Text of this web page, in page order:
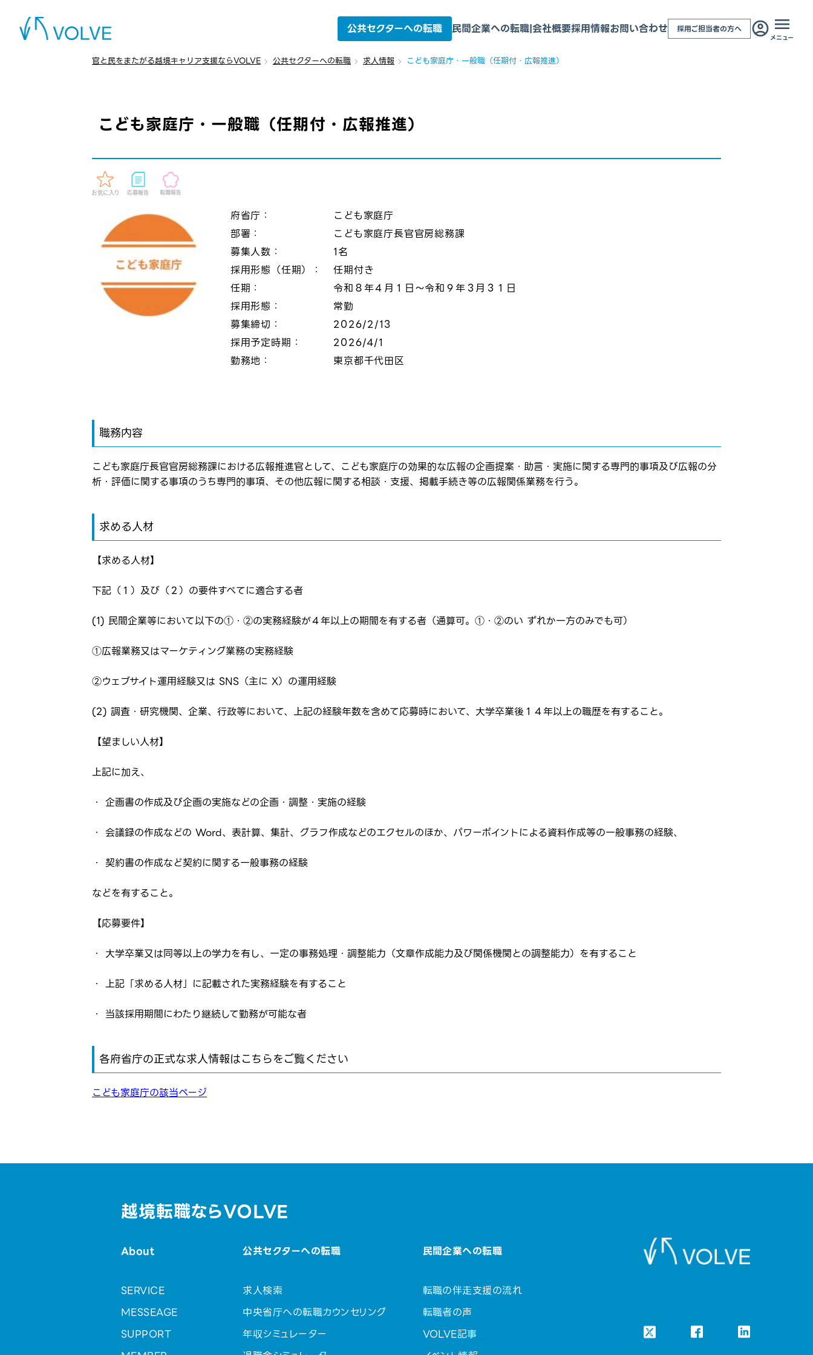
公共セクターへの転職 民間企業への転職|会社概要採用情報お問い合わせ 採用ご担当者の方へ
メニュー
弊社ホームページの求人票をみて
弊社ホームページの求人票をみて
ログイン
お気に入り登録にはログインが必要です
メールアドレス
※パスワードを忘れた方はコチラ
官と民をまたがる越境キャリア支援ならVOLVE 公共セクターへの転職 求人情報 こども家庭庁・一般職（任期付・広報推進）
こども家庭庁・一般職（任期付・広報推進）
府省庁：
こども家庭庁
部署：
こども家庭庁長官官房総務課
募集人数：
1名
採用形態（任期）：
任期付き
任期：
令和８年４月１日～令和９年３月３１日
採用形態：
常勤
募集締切：
2026/2/13
採用予定時期：
2026/4/1
勤務地：
東京都千代田区
職務内容
こども家庭庁長官官房総務課における広報推進官として、こども家庭庁の効果的な広報の企画提案・助言・実施に関する専門的事項及び広報の分
析・評価に関する事項のうち専門的事項、その他広報に関する相談・支援、掲載手続き等の広報関係業務を行う。
求める人材
【求める人材】
下記（１）及び（２）の要件すべてに適合する者
(1) 民間企業等において以下の①・②の実務経験が４年以上の期間を有する者（通算可。①・②のい ずれか一方のみでも可）
①広報業務又はマーケティング業務の実務経験
②ウェブサイト運用経験又は SNS（主に X）の運用経験
(2) 調査・研究機関、企業、行政等において、上記の経験年数を含めて応募時において、大学卒業後１４年以上の職歴を有すること。
【望ましい人材】
上記に加え、
・ 企画書の作成及び企画の実施などの企画・調整・実施の経験
・ 会議録の作成などの Word、表計算、集計、グラフ作成などのエクセルのほか、パワーポイントによる資料作成等の一般事務の経験、
・ 契約書の作成など契約に関する一般事務の経験
などを有すること。
【応募要件】
・ 大学卒業又は同等以上の学力を有し、一定の事務処理・調整能力（文章作成能力及び関係機関との調整能力）を有すること
・ 上記「求める人材」に記載された実務経験を有すること
・ 当該採用期間にわたり継続して勤務が可能な者
各府省庁の正式な求人情報はこちらをご覧ください
こども家庭庁の該当ページ
越境転職ならVOLVE
About
SERVICE
MESSEAGE
SUPPORT
公共セクターへの転職
求人検索
中央省庁への転職カウンセリング
年収シミュレーター
民間企業への転職
転職の伴走支援の流れ
転職者の声
VOLVE記事